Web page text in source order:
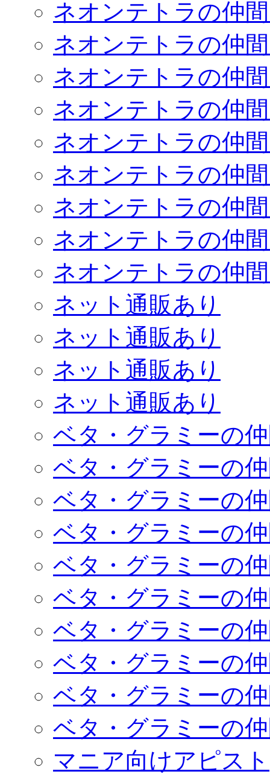
ネオンテトラの仲
ネオンテトラの仲
ネオンテトラの仲
ネオンテトラの仲
ネオンテトラの仲
ネオンテトラの仲
ネオンテトラの仲
ネオンテトラの仲
ネオンテトラの仲
ネット通販あり
ネット通販あり
ネット通販あり
ネット通販あり
ベタ・グラミーの
ベタ・グラミーの
ベタ・グラミーの
ベタ・グラミーの
ベタ・グラミーの
ベタ・グラミーの
ベタ・グラミーの
ベタ・グラミーの
ベタ・グラミーの
ベタ・グラミーの
マニア向けアピスト